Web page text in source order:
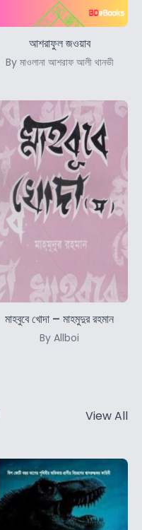
আশরাফুল জওয়াব
By মাওলানা আশরাফ আলী থানভী
মাহবুবে খোদা – মাহমুদুর রহমান
By Allboi
View All